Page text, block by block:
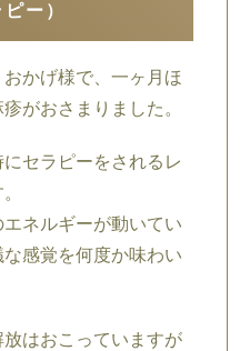
ー）
かげ様で、一ヶ月ほ
がおさまりました。
セラピーをされるレ
ネルギーが動いてい
感覚を何度か味わい
はおこっていますが